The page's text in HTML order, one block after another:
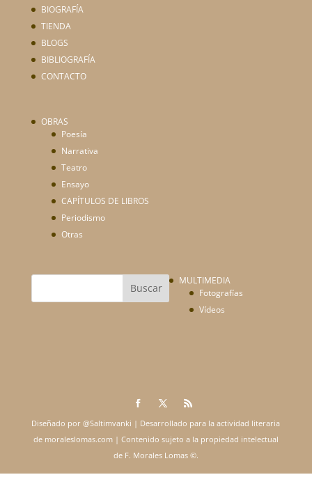
BIOGRAFÍA
TIENDA
BLOGS
BIBLIOGRAFÍA
CONTACTO
OBRAS
Poesía
Narrativa
Teatro
Ensayo
CAPÍTULOS DE LIBROS
Periodismo
Otras
MULTIMEDIA
Fotografías
Vídeos
Diseñado por @Saltimvanki | Desarrollado para la actividad literaria
de moraleslomas.com | Contenido sujeto a la propiedad intelectual
de F. Morales Lomas ©.